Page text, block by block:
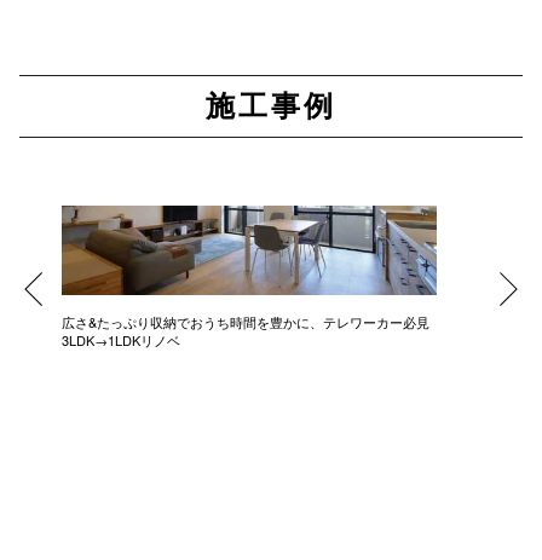
施工事例
広さ&たっぷり収納でおうち時間を豊かに、テレワーカー必見
3LDK→1LDKリノベ